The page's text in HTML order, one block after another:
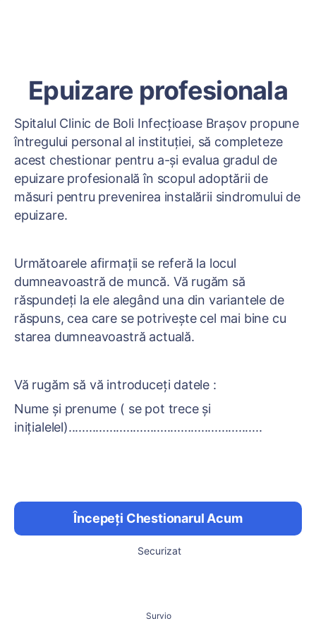
Epuizare profesionala
Spitalul Clinic de Boli Infecțioase Brașov propune
întregului personal al instituției, să completeze
acest chestionar pentru a-și evalua gradul de
epuizare profesională în scopul adoptării de
măsuri pentru prevenirea instalării sindromului de
epuizare.
Următoarele afirmații se referă la locul
dumneavoastră de muncă. Vă rugăm să
răspundeți la ele alegând una din variantele de
răspuns, cea care se potrivește cel mai bine cu
starea dumneavoastră actuală.
Vă rugăm să vă introduceți datele :
Nume și prenume ( se pot trece și
inițialelel).........................................................
Începeți Chestionarul Acum
Securizat
Survio